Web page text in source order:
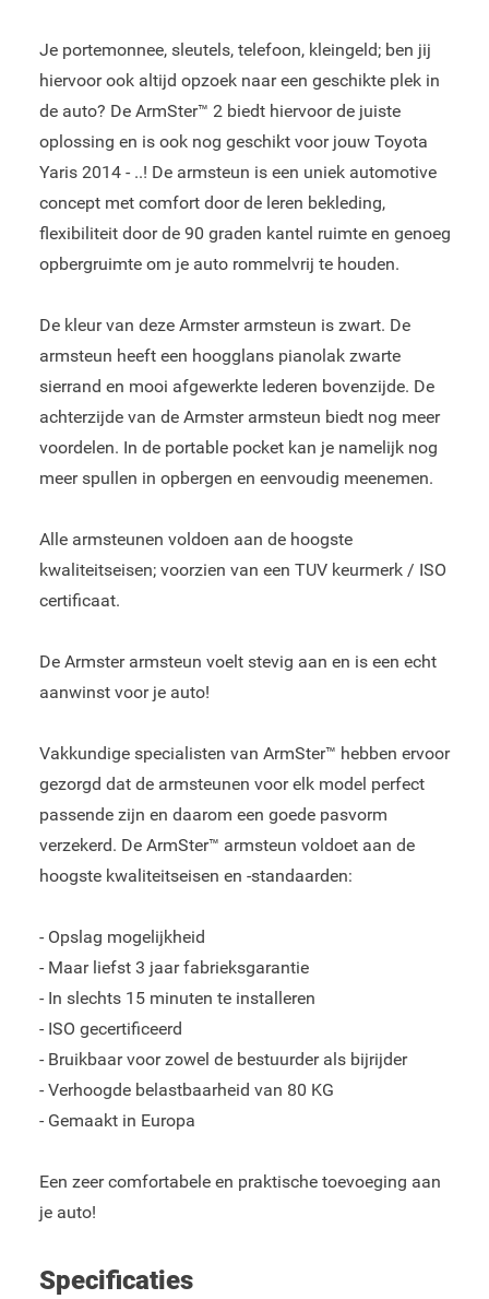
Je portemonnee, sleutels, telefoon, kleingeld; ben jij
hiervoor ook altijd opzoek naar een geschikte plek in
de auto? De ArmSter™ 2 biedt hiervoor de juiste
oplossing en is ook nog geschikt voor jouw Toyota
Yaris 2014 - ..! De armsteun is een uniek automotive
concept met comfort door de leren bekleding,
flexibiliteit door de 90 graden kantel ruimte en genoeg
opbergruimte om je auto rommelvrij te houden.
De kleur van deze Armster armsteun is zwart. De
armsteun heeft een hoogglans pianolak zwarte
sierrand en mooi afgewerkte lederen bovenzijde. De
achterzijde van de Armster armsteun biedt nog meer
voordelen. In de portable pocket kan je namelijk nog
meer spullen in opbergen en eenvoudig meenemen.
Alle armsteunen voldoen aan de hoogste
kwaliteitseisen; voorzien van een TUV keurmerk / ISO
certificaat.
De Armster armsteun voelt stevig aan en is een echt
aanwinst voor je auto!
Vakkundige specialisten van ArmSter™ hebben ervoor
gezorgd dat de armsteunen voor elk model perfect
passende zijn en daarom een goede pasvorm
verzekerd. De ArmSter™ armsteun voldoet aan de
hoogste kwaliteitseisen en -standaarden:
- Opslag mogelijkheid
- Maar liefst 3 jaar fabrieksgarantie
- In slechts 15 minuten te installeren
- ISO gecertificeerd
- Bruikbaar voor zowel de bestuurder als bijrijder
- Verhoogde belastbaarheid van 80 KG
- Gemaakt in Europa
Een zeer comfortabele en praktische toevoeging aan
je auto!
Specificaties